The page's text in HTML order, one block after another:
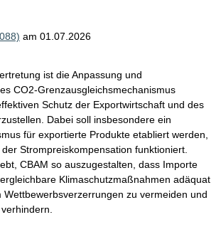
am 01.07.2026
ist die Anpassung und
CO2-Grenzausgleichsmechanismus
Schutz der Exportwirtschaft und des
Dabei soll insbesondere ein
für exportierte Produkte etabliert werden,
Strompreiskompensation funktioniert.
CBAM so auszugestalten, dass Importe
Klimaschutzmaßnahmen adäquat
Wettbewerbsverzerrungen zu vermeiden und